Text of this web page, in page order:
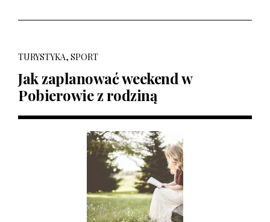
TURYSTYKA, SPORT
Jak zaplanować weekend w
Pobierowie z rodziną